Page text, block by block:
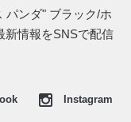
パンダ" ブラック/ホ
新情報をSNSで配信
Instagram